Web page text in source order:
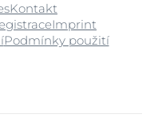
Kontakt
Imprint
Podmínky použití